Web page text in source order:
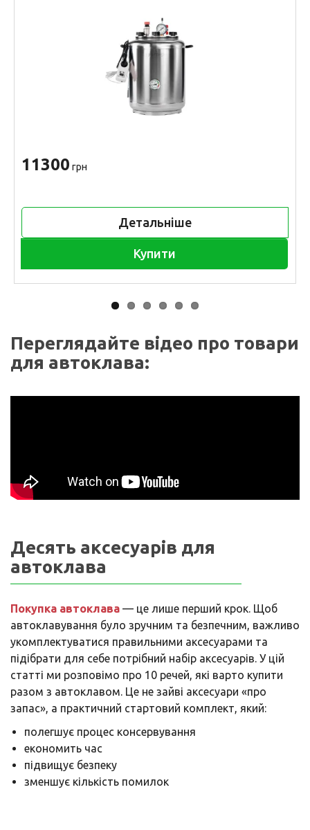
11300 грн
Детальніше
Купити
Переглядайте відео про товари
для автоклава:
Десять аксесуарів для
автоклава
Покупка автоклава — це лише перший крок. Щоб
автоклавування було зручним та безпечним, важливо
укомплектуватися правильними аксесуарами та
підібрати для себе потрібний набір аксесуарів. У цій
статті ми розповімо про 10 речей, які варто купити
разом з автоклавом. Це не зайві аксесуари «про
запас», а практичний стартовий комплект, який:
полегшує процес консервування
економить час
підвищує безпеку
зменшує кількість помилок